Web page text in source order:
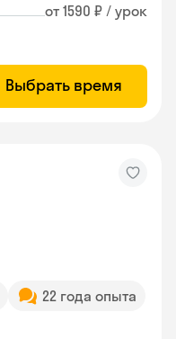
от 1590 ₽ / урок
Выбрать время
22 года опыта